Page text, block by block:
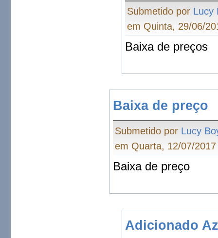
Submetido por Lucy
em Quinta, 29/06/
Baixa de preços
Baixa de preço
Submetido por Lucy
em Quarta, 12/07/
Baixa de preço
Adicionado